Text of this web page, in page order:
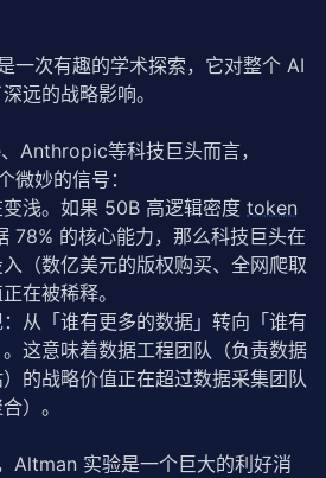
一次有趣的学术探索，它对整个 AI
远的战略影响。
Anthropic等科技巨头而言，
妙的信号：
浅。如果 50B 高逻辑密度 token
78% 的核心能力，那么科技巨头在
（数亿美元的版权购买、全网爬取
在被稀释。
从「谁有更多的数据」转向「谁有
这意味着数据工程团队（负责数据
的战略价值正在超过数据采集团队
）。
Altman 实验是一个巨大的利好消